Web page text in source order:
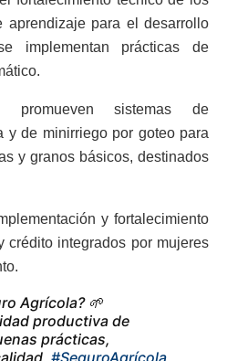
aprendizaje para el desarrollo
implementan prácticas de
sistemas de
y de minirriego por goteo para
y granos básicos, destinados
y fortalecimiento
crédito integrados por mujeres
Agrícola? 🌱
productiva de
prácticas,
#SeguroAgrícola